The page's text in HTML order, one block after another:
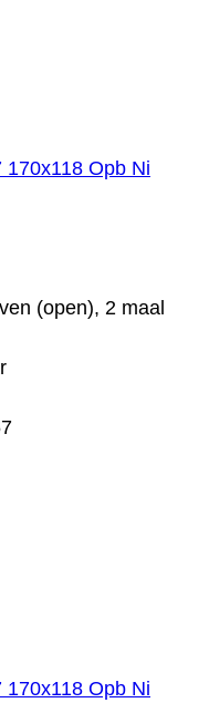
170x118 Opb Ni
(open), 2 maal
170x118 Opb Ni